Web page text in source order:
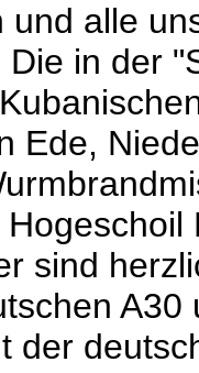
und alle
in der
Ede,
sind
der